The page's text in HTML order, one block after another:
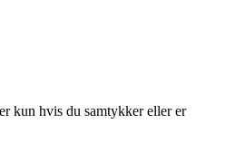
kun hvis du samtykker eller er